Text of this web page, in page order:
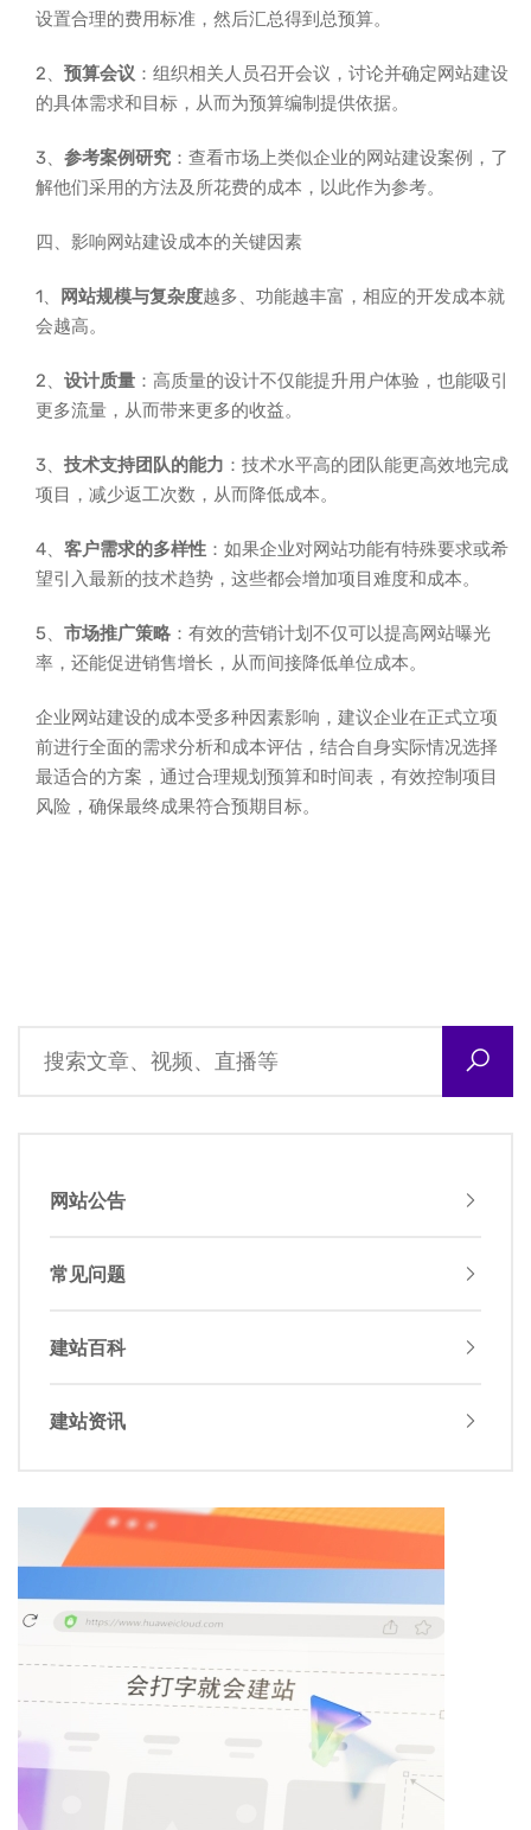
设置合理的费用标准，然后汇总得到总预算。
2、 预算会议 ：组织相关人员召开会议，讨论并确定网站建设
的具体需求和目标，从而为预算编制提供依据。
3、 参考案例研究 ：查看市场上类似企业的网站建设案例，了
解他们采用的方法及所花费的成本，以此作为参考。
四、影响网站建设成本的关键因素
1、 网站规模与复杂度越多、功能越丰富，相应的开发成本就
会越高。
2、 设计质量 ：高质量的设计不仅能提升用户体验，也能吸引
更多流量，从而带来更多的收益。
3、 技术支持团队的能力 ：技术水平高的团队能更高效地完成
项目，减少返工次数，从而降低成本。
4、 客户需求的多样性 ：如果企业对网站功能有特殊要求或希
望引入最新的技术趋势，这些都会增加项目难度和成本。
5、 市场推广策略 ：有效的营销计划不仅可以提高网站曝光
率，还能促进销售增长，从而间接降低单位成本。
企业网站建设的成本受多种因素影响，建议企业在正式立项
前进行全面的需求分析和成本评估，结合自身实际情况选择
最适合的方案，通过合理规划预算和时间表，有效控制项目
风险，确保最终成果符合预期目标。
网站公告
常见问题
建站百科
建站资讯